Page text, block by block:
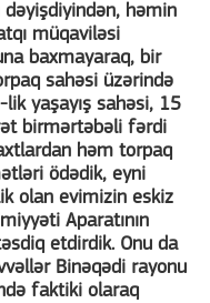
həmin
müqaviləsi
baxmayaraq, bir
sahəsi üzərində
yaşayış sahəsi, 15
birmərtəbəli fərdi
həm torpaq
ödədik, eyni
olan evimizin eskiz
Aparatının
etdirdik. Onu da
Binəqədi rayonu
faktiki olaraq